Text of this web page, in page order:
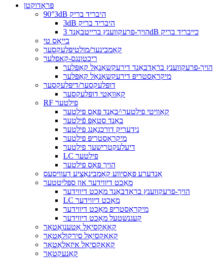
פּראָדוקטן
90°3dB היבריד בריק
3dB היבריד בריק
הויך-פרעקווענץ ברייטבאַנד 3dB כייבריד בריק
בייאַס טי
קאָמבינער/מולטיפּלעקסער
ריכטונגס-קאפלער
הויך-פרעקווענץ בראָדבאַנד דירעקשאַנאַל קאַפּלער
מיקראָסטריפּ דירעקשאַנאַל קאַפּלער
דופּלעקסער/דיפּלעקסער
קאַוואַטי דופּלעקסער
RF פילטער
קאַוויטי פילטער^באַנד פּאַס פילטער
באַנד סטאָפּ פֿילטער
נידעריק דורכגאַנג פילטער
מיקראָסטריפּ פילטער
דיעלעקטרישער פילטער
LC פילטער
הויך פּאַס פילטער
אַנדערע פּאַסיווע קאָמבינאַציע דעוויסעס
מאַכט דיווידער און ספּליטטער
הויך-פרעקווענץ בראָדבאַנד מאַכט דיווידער
LC מאַכט דיווידער
מיקראָסטריפּ מאַכט דיווידער
קעגנשטעל מאַכט דיווידער
קאָאַקסיאַל אַטענואַטאָר
קאָאַקסיאַל סירקולאַטאָר
קאָאַקסיאַל איזאָלאַטאָר
קאַנעקטאָר